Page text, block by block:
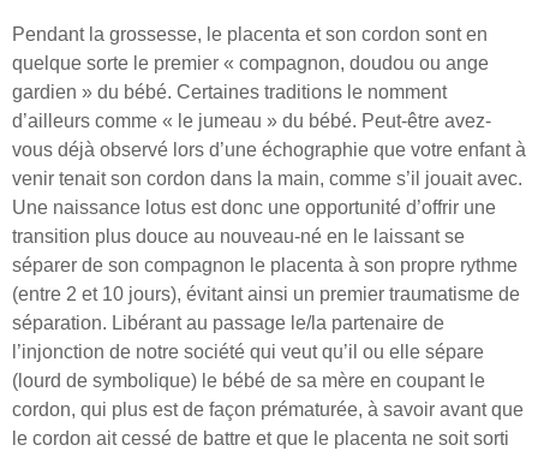
Pendant la grossesse, le placenta et son cordon sont en
quelque sorte le premier « compagnon, doudou ou ange
gardien » du bébé. Certaines traditions le nomment
d’ailleurs comme « le jumeau » du bébé. Peut-être avez-
vous déjà observé lors d’une échographie que votre enfant à
venir tenait son cordon dans la main, comme s’il jouait avec.
Une naissance lotus est donc une opportunité d’offrir une
transition plus douce au nouveau-né en le laissant se
séparer de son compagnon le placenta à son propre rythme
(entre 2 et 10 jours), évitant ainsi un premier traumatisme de
séparation. Libérant au passage le/la partenaire de
l’injonction de notre société qui veut qu’il ou elle sépare
(lourd de symbolique) le bébé de sa mère en coupant le
cordon, qui plus est de façon prématurée, à savoir avant que
le cordon ait cessé de battre et que le placenta ne soit sorti